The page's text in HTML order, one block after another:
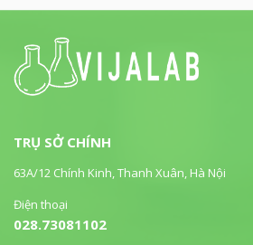
TRỤ SỞ CHÍNH
63A/12 Chính Kinh, Thanh Xuân, Hà Nội
Điện thoại
028.73081102